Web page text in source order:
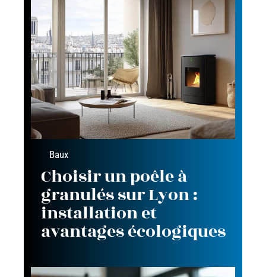
Baux
Choisir un poêle à
granulés sur Lyon :
installation et
avantages écologiques